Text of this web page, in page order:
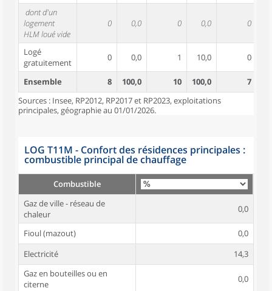
dont d'un
logement
HLM loué vide
0 0,0 0 0,0 0
Logé
gratuitement
0 0,0 1 10,0 0
Ensemble 8 100,0 10 100,0 7
Sources : Insee, RP2012, RP2017 et RP2023, exploitations
principales, géographie au 01/01/2026.
LOG T11M - Confort des résidences principales :
combustible principal de chauffage
Combustible
Gaz de ville - réseau de
chaleur
0,0
Fioul (mazout)
0,0
Electricité
14,3
Gaz en bouteilles ou en
citerne
0,0